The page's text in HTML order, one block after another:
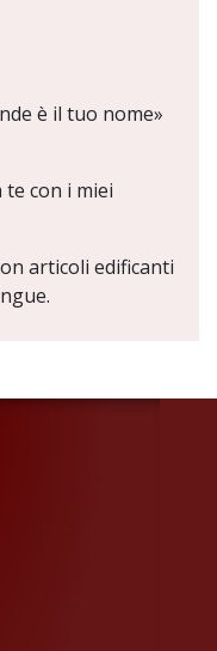
è il tuo nome»
te con i miei
articoli edificanti